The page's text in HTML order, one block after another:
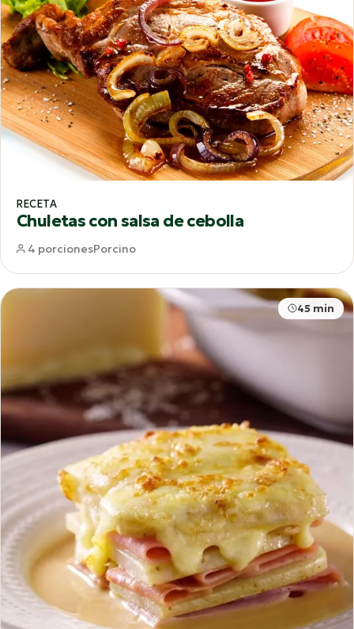
RECETA
Chuletas con salsa de cebolla
4 porcionesPorcino
45 min